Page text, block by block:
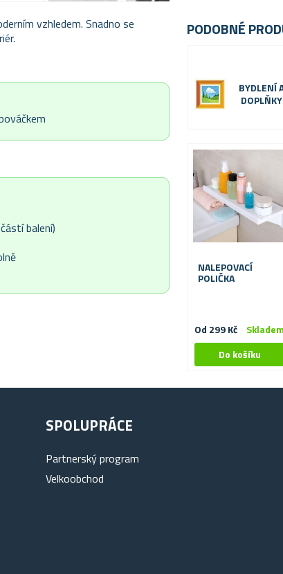
vzhledem. Snadno se
balení)
PODOBNÉ
BYDLENÍ
DOPLŇKY
NALEPOVACÍ
POLIČKA
Od 299 Kč
SPOLUPRÁCE
Partnerský program
Velkoobchod